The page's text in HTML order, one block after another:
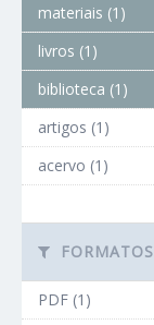
materiais (1)
livros (1)
biblioteca (1)
artigos (1)
acervo (1)
FORMATOS
PDF (1)